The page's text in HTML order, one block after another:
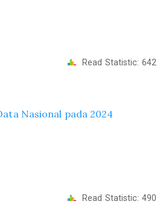
Read Statistic: 642
Nasional pada 2024
Read Statistic: 490